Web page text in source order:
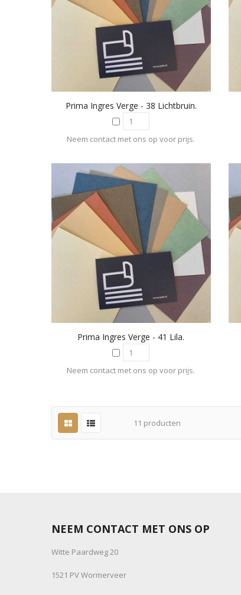
Prima Ingres Verge - 38 Lichtbruin.
Neem contact met ons op voor prijs.
Prima Ingres Verge - 41 Lila.
Neem contact met ons op voor prijs.
11 producten
NEEM CONTACT MET ONS OP
Witte Paardweg 20
1521 PV Wormerveer